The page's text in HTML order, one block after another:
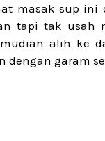
masak sup ini
tapi tak usah
alih ke
dengan garam